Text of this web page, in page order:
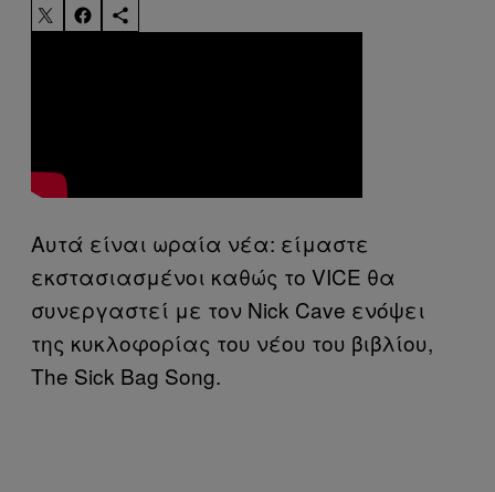
Αυτά είναι ωραία νέα: είμαστε
εκστασιασμένοι καθώς το VICE θα
συνεργαστεί με τον Nick Cave ενόψει
της κυκλοφορίας του νέου του βιβλίου,
The Sick Bag Song.